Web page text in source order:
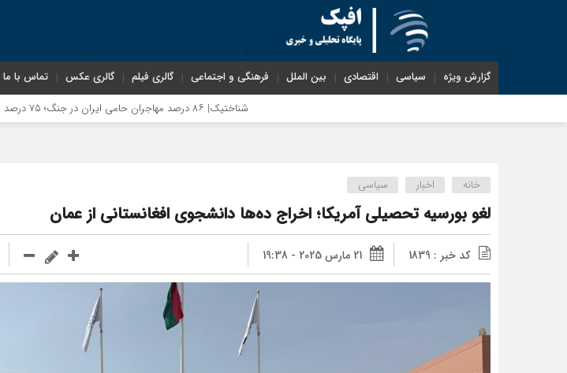
گزارش ویژه سیاسی اقتصادی بین الملل فرهنگی و اجتماعی گالری فیلم گالری عکس تماس با ما
خانه اخبار سیاسی
لغو بورسیه تحصیلی آمریکا؛ اخراج ده‌ها دانشجوی افغانستانی از عمان
کد خبر : 1839 21 مارس 2025 - 19:38